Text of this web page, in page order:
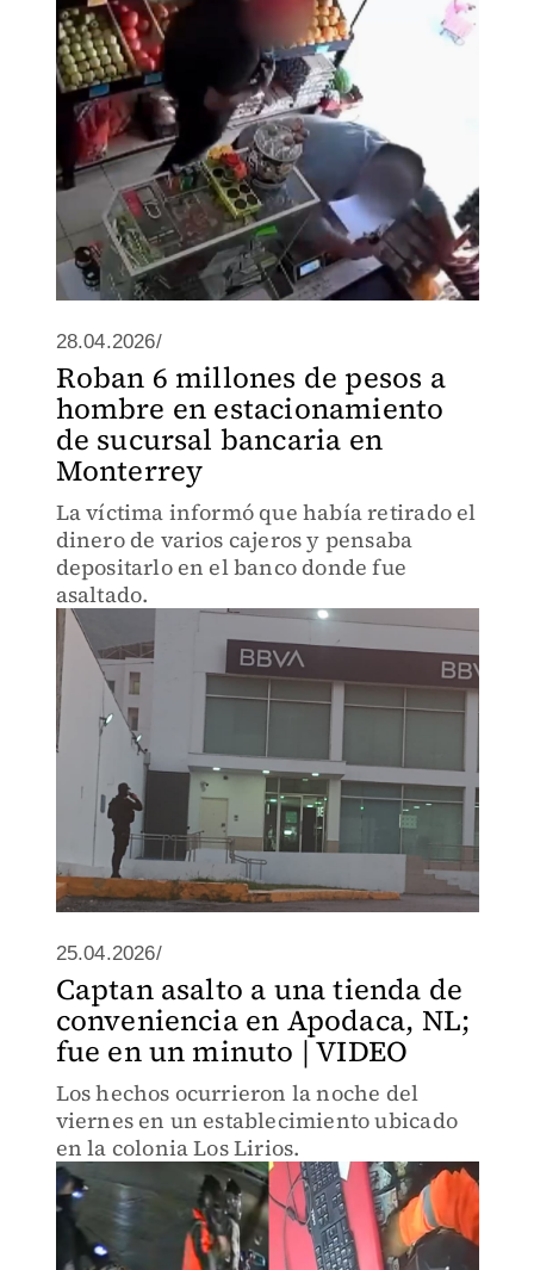
28.04.2026/
Roban 6 millones de pesos a
hombre en estacionamiento
de sucursal bancaria en
Monterrey
La víctima informó que había retirado el
dinero de varios cajeros y pensaba
depositarlo en el banco donde fue
asaltado.
25.04.2026/
Captan asalto a una tienda de
conveniencia en Apodaca, NL;
fue en un minuto | VIDEO
Los hechos ocurrieron la noche del
viernes en un establecimiento ubicado
en la colonia Los Lirios.